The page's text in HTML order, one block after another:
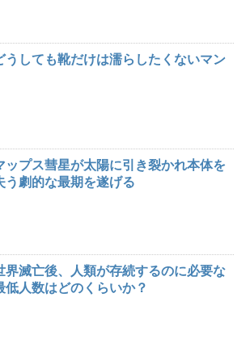
うしても靴だけは濡らしたくないマン
ップス彗星が太陽に引き裂かれ本体を
う劇的な最期を遂げる
界滅亡後、人類が存続するのに必要な
低人数はどのくらいか？